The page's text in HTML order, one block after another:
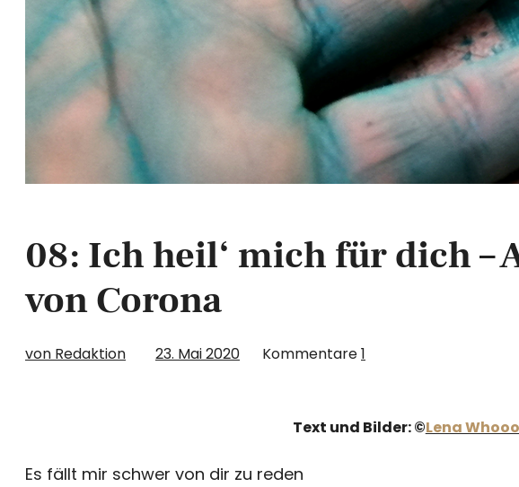
08: Ich heil‘ mich für dich –
von Corona
von Redaktion 23. Mai 2020 Kommentare1
Text und Bilder: ©Lena Whooo
Es fällt mir schwer von dir zu reden